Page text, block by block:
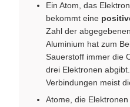
Ein Atom, das
bekommt eine
Zahl der
Aluminium hat zum
Sauerstoff immer die
drei Elektronen
Verbindungen meist
Atome, die